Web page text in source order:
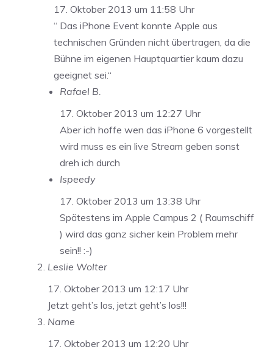
17. Oktober 2013 um 11:58 Uhr
“ Das iPhone Event konnte Apple aus
technischen Gründen nicht übertragen, da die
Bühne im eigenen Hauptquartier kaum dazu
geeignet sei.“
Rafael B.
17. Oktober 2013 um 12:27 Uhr
Aber ich hoffe wen das iPhone 6 vorgestellt
wird muss es ein live Stream geben sonst
dreh ich durch
Ispeedy
17. Oktober 2013 um 13:38 Uhr
Spätestens im Apple Campus 2 ( Raumschiff
) wird das ganz sicher kein Problem mehr
sein!! :-)
Leslie Wolter
17. Oktober 2013 um 12:17 Uhr
Jetzt geht’s los, jetzt geht’s los!!!
Name
17. Oktober 2013 um 12:20 Uhr